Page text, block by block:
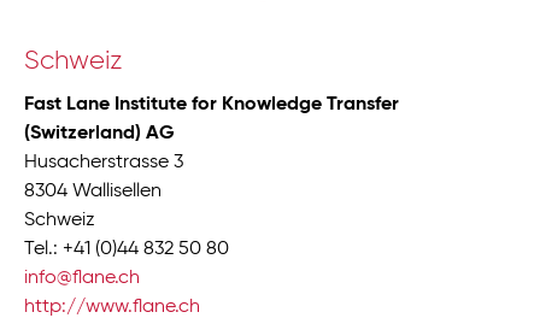
Schweiz
Fast Lane Institute for Knowledge Transfer
(Switzerland) AG
Husacherstrasse 3
8304 Wallisellen
Schweiz
Tel.: +41 (0)44 832 50 80
info@flane.ch
http://www.flane.ch